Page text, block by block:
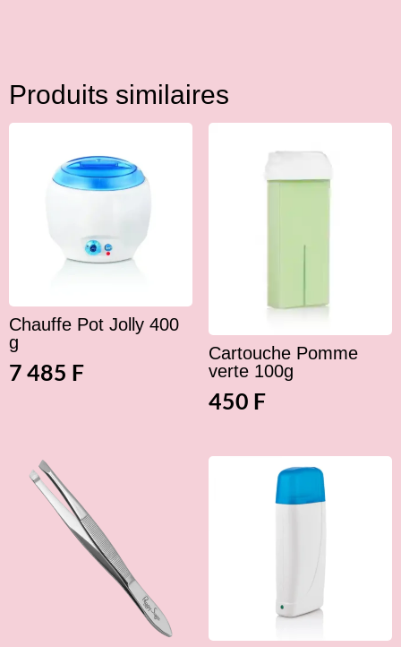
Produits similaires
Chauffe Pot Jolly 400
g
7 485 F
Cartouche Pomme
verte 100g
450 F